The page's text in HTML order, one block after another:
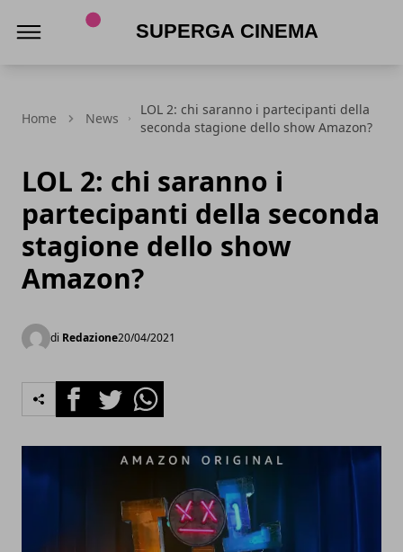
Home News
LOL 2: chi saranno i partecipanti della
seconda stagione dello show Amazon?
LOL 2: chi saranno i
partecipanti della seconda
stagione dello show
Amazon?
di Redazione20/04/2021
FacebookTwitterWhatsapp